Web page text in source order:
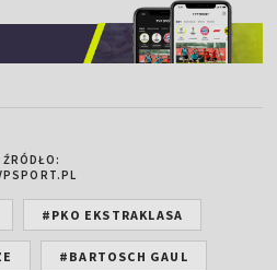
ŹRÓDŁO:
#PKO EKSTRAKLASA
#BARTOSCH GAUL